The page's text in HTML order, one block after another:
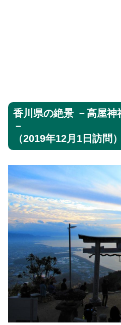
香川県の絶景 －高屋神
－
（2019年12月1日訪問）